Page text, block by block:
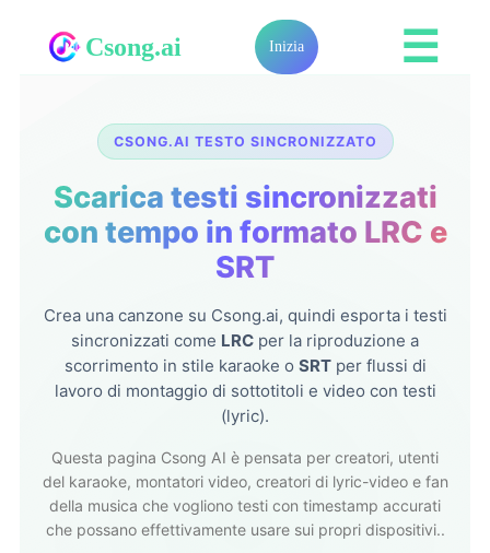
Csong.ai Inizia ☰
CSONG.AI TESTO SINCRONIZZATO
Scarica testi sincronizzati
con tempo in formato LRC e
SRT
Crea una canzone su Csong.ai, quindi esporta i testi
sincronizzati come LRC per la riproduzione a
scorrimento in stile karaoke o SRTper flussi di
lavoro di montaggio di sottotitoli e video con testi
(lyric).
Questa pagina Csong AI è pensata per creatori, utenti
del karaoke, montatori video, creatori di lyric-video e fan
della musica che vogliono testi con timestamp accurati
che possano effettivamente usare sui propri dispositivi..